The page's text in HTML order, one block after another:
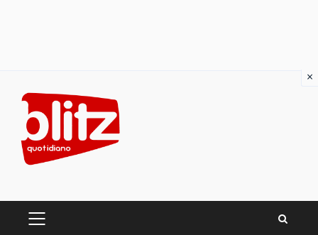
content
PRIMARY
×